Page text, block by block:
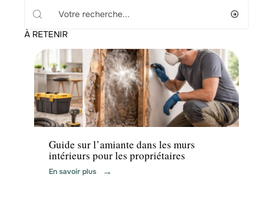
À RETENIR
Immo
Guide sur l’amiante dans les murs
intérieurs pour les propriétaires
En savoir plus